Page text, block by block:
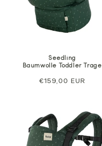
Seedling
Baumwolle Toddler Trage
Regulärer
€159,00 EUR